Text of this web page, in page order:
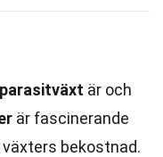
parasitväxt är och
är fascinerande
bekostnad.